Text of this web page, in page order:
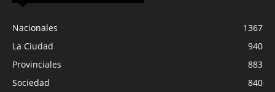
Nacionales
1367
La Ciudad
940
Provinciales
883
Sociedad
840